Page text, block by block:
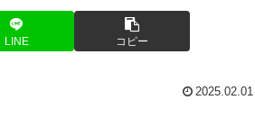
LINE コピー
2025.02.01